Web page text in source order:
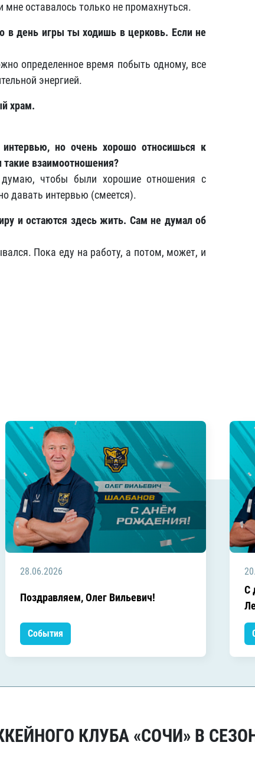
оставалось только не промахнуться.
в день игры ты ходишь в церковь. Если не
определенное время побыть одному, все
энергией.
храм.
но очень хорошо относишься к
взаимоотношения?
чтобы были хорошие отношения с
давать интервью (смеется).
и остаются здесь жить. Сам не думал об
Пока еду на работу, а потом, может, и
28.06.2026
Поздравляем, Олег Вильевич!
События
C
КЛУБА «СОЧИ» В